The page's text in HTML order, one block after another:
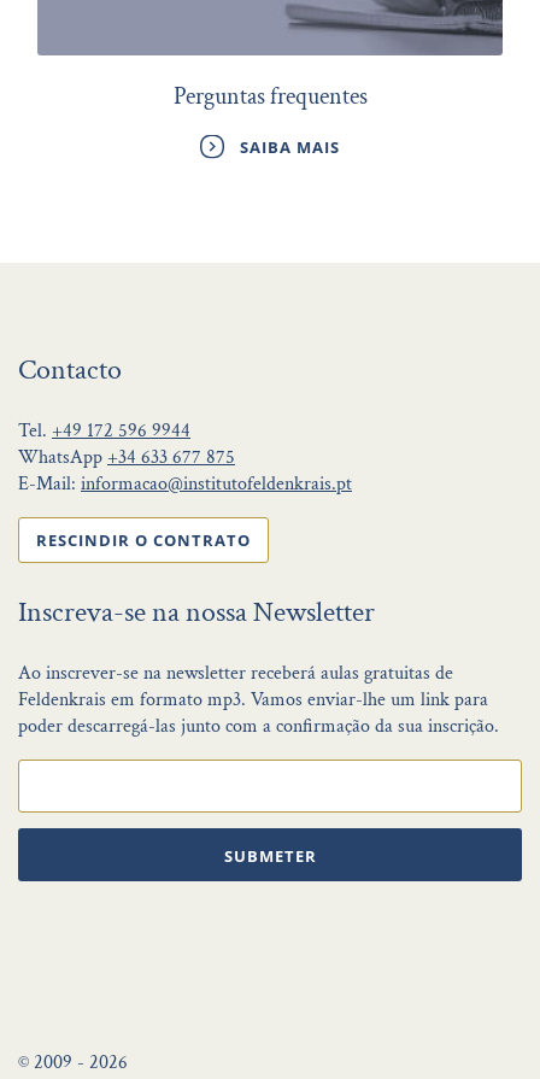
Perguntas frequentes
SAIBA MAIS
Contacto
Tel. +49 172 596 9944
WhatsApp+34 633 677 875
E-Mail: informacao@institutofeldenkrais.pt
RESCINDIR O CONTRATO
Inscreva-se na nossa Newsletter
Ao inscrever-se na newsletter receberá aulas gratuitas de
Feldenkrais em formato mp3. Vamos enviar-lhe um link para
poder descarregá-las junto com a confirmação da sua inscrição.
SUBMETER
© 2009 - 2026